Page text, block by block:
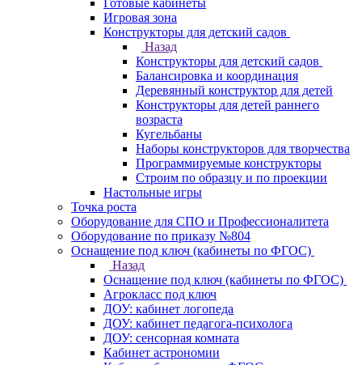
Готовые кабинеты
Игровая зона
Конструкторы для детский садов
Назад
Конструкторы для детский садов
Балансировка и координация
Деревянный конструктор для детей
Конструкторы для детей раннего
возраста
Кугельбаны
Наборы конструкторов для творчества
Программируемые конструкторы
Строим по образцу и по проекции
Настольные игры
Точка роста
Оборудование для СПО и Профессионалитета
Оборудование по приказу №804
Оснащение под ключ (кабинеты по ФГОС)
Назад
Оснащение под ключ (кабинеты по ФГОС)
Агрокласс под ключ
ДОУ: кабинет логопеда
ДОУ: кабинет педагога-психолога
ДОУ: сенсорная комната
Кабинет астрономии